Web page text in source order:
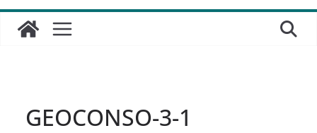
GEOCONSO-3-1